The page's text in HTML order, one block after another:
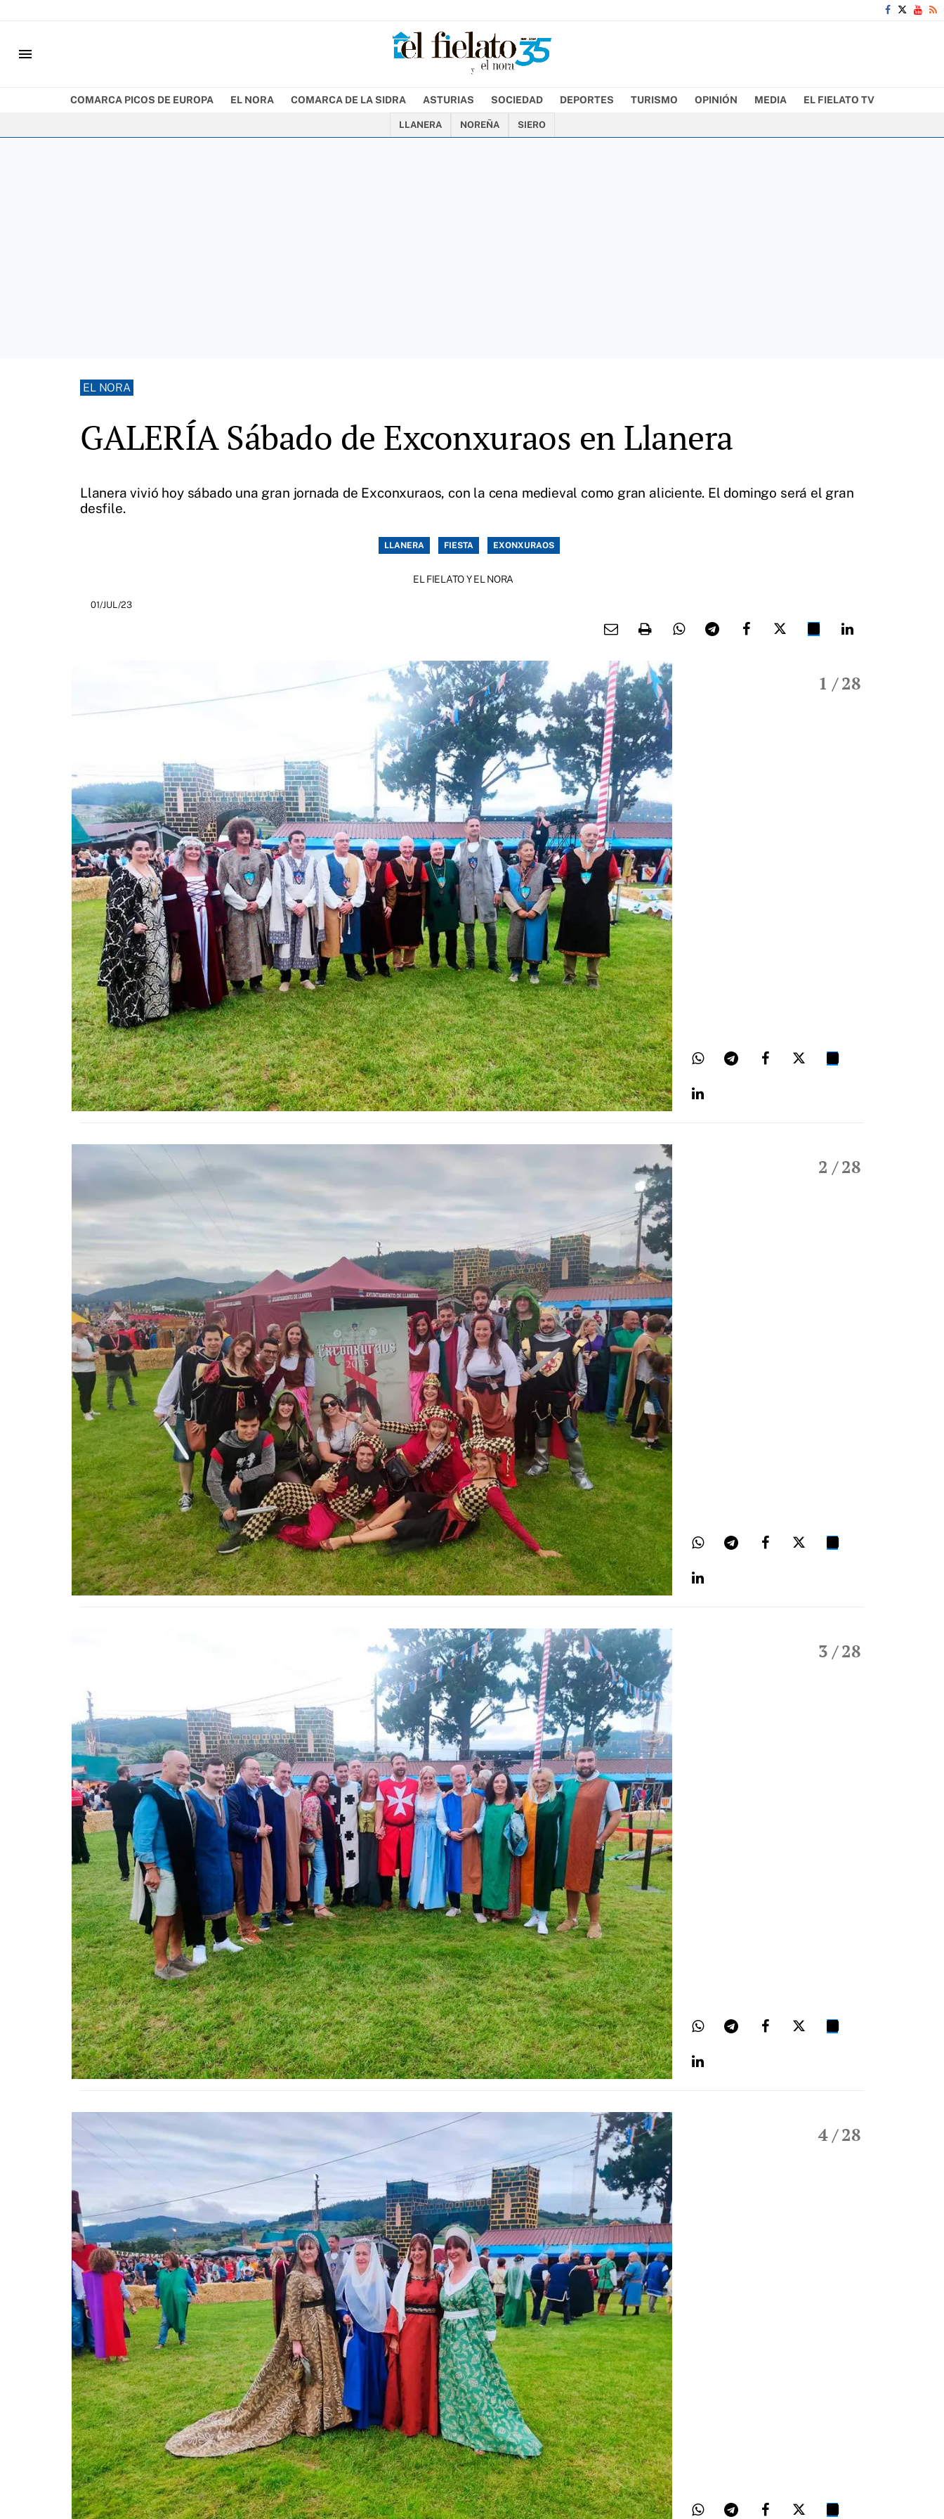
menu
COMARCA PICOS DE EUROPA EL NORA COMARCA DE LA SIDRA ASTURIAS SOCIEDAD DEPORTES TURISMO OPINIÓN MEDIA EL FIELATO TV
LLANERA NOREÑA SIERO
EL NORA
GALERÍA Sábado de Exconxuraos en Llanera
Llanera vivió hoy sábado una gran jornada de Exconxuraos, con la cena medieval como gran aliciente. El domingo será el gran
desfile.
LLANERA FIESTA EXONXURAOS
EL FIELATO Y EL NORA
01/JUL/23
1 / 28
2 / 28
3 / 28
4/ 28